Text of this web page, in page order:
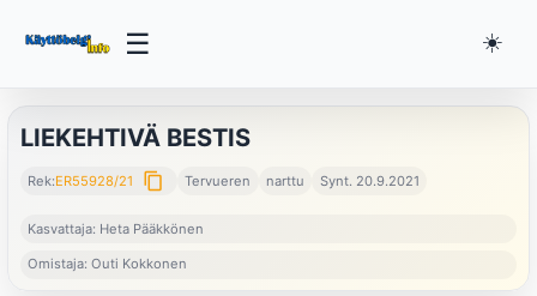
☰ ☀️
LIEKEHTIVÄ BESTIS
Rek:ER55928/21 content_copy Tervueren narttu Synt. 20.9.2021
Kasvattaja: Heta Pääkkönen
Omistaja: Outi Kokkonen